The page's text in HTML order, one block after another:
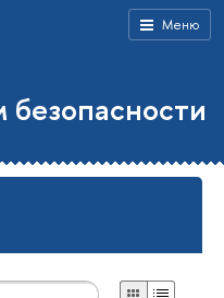
Меню